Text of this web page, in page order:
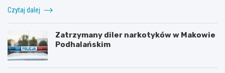
Czytaj dalej
Zatrzymany diler narkotyków w Makowie
Podhalańskim